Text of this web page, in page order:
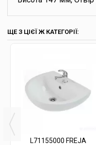
ЩЕ З ЦІЄЇ Ж КАТЕГОРІЇ:
L71155000 FREJA